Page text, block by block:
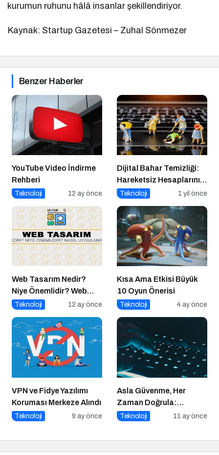
kurumun ruhunu hâlâ insanlar şekillendiriyor.
Kaynak: Startup Gazetesi – Zuhal Sönmezer
Benzer Haberler
YouTube Video İndirme
Rehberi
Teknoloji 12 ay önce
Dijital Bahar Temizliği:
Hareketsiz Hesaplarınızı
Temizlemenin Zamanı
Teknoloji 1 yıl önce
Web Tasarım Nedir?
Niye Önemlidir? Web
Tasarım Nasıl Yapılır?
Teknoloji 12 ay önce
Kısa Ama Etkisi Büyük
10 Oyun Önerisi
Teknoloji 4 ay önce
VPN ve Fidye Yazılımı
Koruması Merkeze Alındı
Teknoloji 9 ay önce
Asla Güvenme, Her
Zaman Doğrula:
Şirketler İçin Parola
Teknoloji 11 ay önce